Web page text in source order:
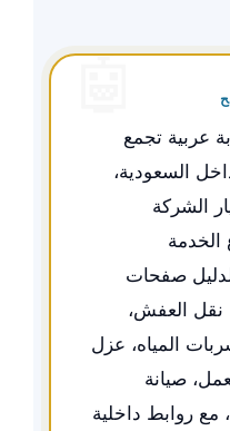
عربية تجمع
السعودية،
الشركة
الخدمة
صفحات
العفش،
المياه، عزل
صيانة
مع روابط داخلية